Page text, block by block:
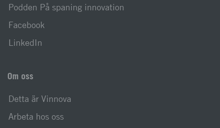
Podden På spaning innovation
Facebook
LinkedIn
Om oss
Detta är Vinnova
Arbeta hos oss